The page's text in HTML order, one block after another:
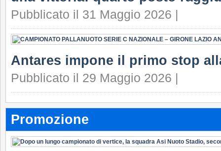
Pubblicato il 31 Maggio 2026 |
Antares impone il primo stop
Pubblicato il 29 Maggio 2026 |
Promozione